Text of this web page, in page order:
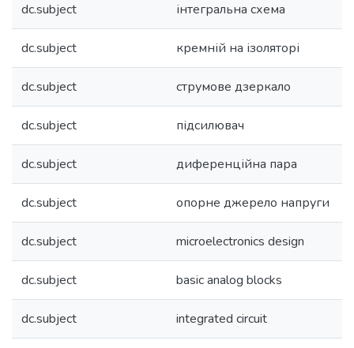
dc.subject інтегральна схема
dc.subject кремній на ізоляторі
dc.subject струмове дзеркало
dc.subject підсилювач
dc.subject диференційна пара
dc.subject опорне джерело напруги
dc.subject microelectronics design
dc.subject basic analog blocks
dc.subject integrated circuit